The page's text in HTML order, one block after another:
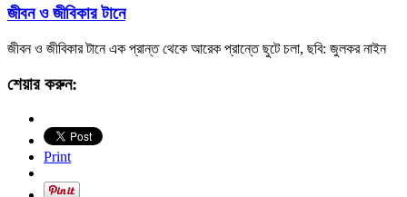
জীবন ও জীবিকার টানে
জীবন ও জীবিকার টানে এক প্রান্ত থেকে আরেক প্রান্তে ছুটে চলা, ছবি: জুলকর নাইন
শেয়ার করুন:
Print